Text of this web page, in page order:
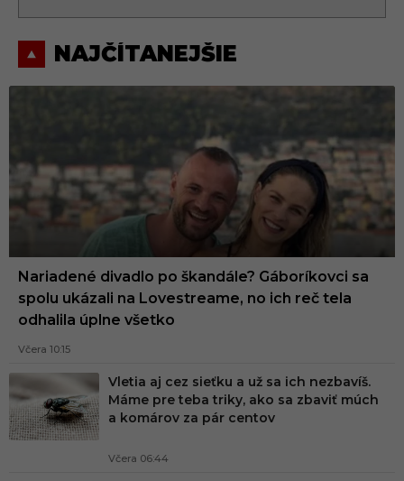
NAJČÍTANEJŠIE
Nariadené divadlo po škandále? Gáboríkovci sa
spolu ukázali na Lovestreame, no ich reč tela
odhalila úplne všetko
Včera 10:15
Vletia aj cez sieťku a už sa ich nezbavíš.
Máme pre teba triky, ako sa zbaviť múch
a komárov za pár centov
Včera 06:44